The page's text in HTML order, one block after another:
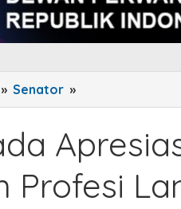
» Senator »
Ahmada
Penyaluran
Tunjangan
Profesi
Profesi